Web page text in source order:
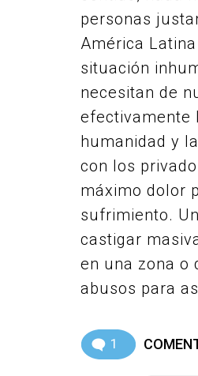
personas
América
situación
necesitan de
efectivamente
humanidad y
con los
máximo dolor
sufrimiento.
castigar
en una zona o
abusos para
1